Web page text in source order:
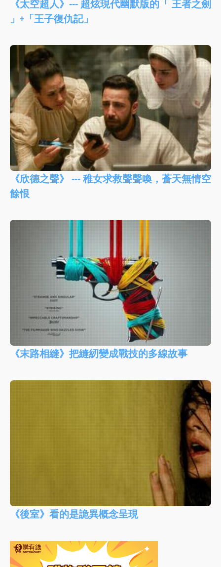
《太空超人》--- 超炫現代幽默版的「 王者之劍
」+「王子復仇記」
《欣德之聲》 --- 稚女求救聲聲喚，蒼天無情空
餘恨
《末路相縫》把縫紉變成戰技的多線故事
《後室》看的是詭異概念呈現